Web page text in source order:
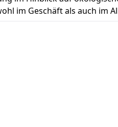
im Geschäft als auch im